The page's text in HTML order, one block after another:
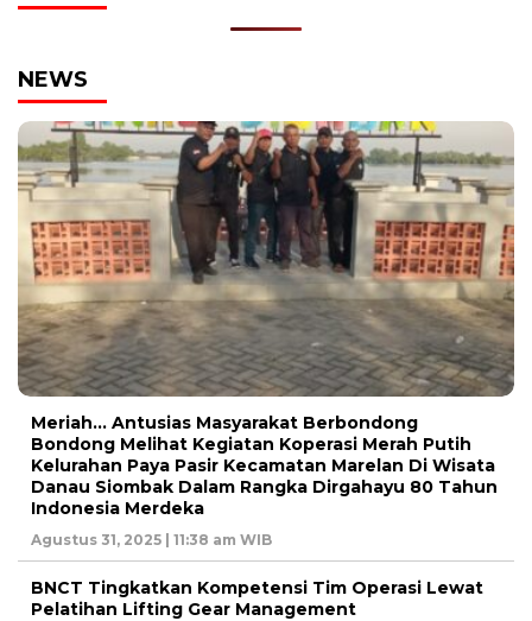
NEWS
Meriah… Antusias Masyarakat Berbondong
Bondong Melihat Kegiatan Koperasi Merah Putih
Kelurahan Paya Pasir Kecamatan Marelan Di Wisata
Danau Siombak Dalam Rangka Dirgahayu 80 Tahun
Indonesia Merdeka
Agustus 31, 2025 | 11:38 am WIB
BNCT Tingkatkan Kompetensi Tim Operasi Lewat
Pelatihan Lifting Gear Management